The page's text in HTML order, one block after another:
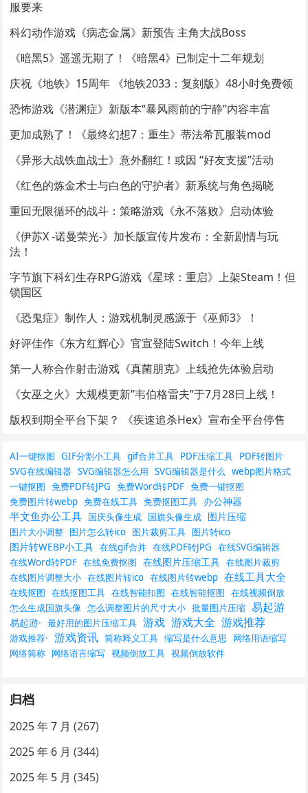
服要来
科幻动作游戏《病态金属》新预告 主角大战Boss
《暗黑5》遥遥无期了！《暗黑4》已制定十二年规划
庆祝《地铁》15周年 《地铁2033：复刻版》48小时免费领
恐怖游戏《潜渊症》新版本“暴风雨前的宁静”内容丰富
更加成熟了！《最终幻想7：重生》蒂法希瓦服装mod
《异形大战铁血战士》意外翻红！或因 “好友支援”活动
《红色的炼金术士与白色的守护者》新系统与角色揭晓
重回无限循环的战斗：策略游戏《永不落败》启动体验
《伊苏X -诺曼荣光-》加长版宣传片发布：全新剧情与玩
法！
字节旗下科幻生存RPG游戏《星球：重启》上架Steam！但
锁国区
《恐鬼症》制作人：游戏机制灵感源于《巫师3》！
好评佳作《东方红辉心》官宣登陆Switch！今年上线
第一人称合作射击游戏《真菌朋克》上线抢先体验启动
《女巫之火》大规模更新”韦伯格雷夫”于7月28日上线！
版权到期全平台下架？ 《疾速追杀Hex》宣布全平台停售
AI一键抠图 GIF分割小工具 gif合并工具 PDF压缩工具 PDF转图片
SVG在线编辑器 SVG编辑器怎么用 SVG编辑器是什么 webp图片格式
一键抠图 免费PDF转JPG 免费Word转PDF 免费一键抠图
免费图片转webp 免费在线工具 免费抠图工具 办公神器
半文鱼办公工具 国庆头像生成 国旗头像生成 图片压缩
图片大小调整 图片怎么转ico 图片裁剪工具 图片转ico
图片转WEBP小工具 在线gif合并 在线PDF转JPG 在线SVG编辑器
在线Word转PDF 在线免费抠图 在线图片压缩工具 在线图片裁剪
在线图片调整大小 在线图片转ico 在线图片转webp 在线工具大全
在线抠图 在线抠图工具 在线智能扣图 在线智能抠图 在线视频倒放
怎么生成国旗头像 怎么调整图片的尺寸大小 批量图片压缩 易起游
易起游· 最好用的图片压缩工具 游戏 游戏大全 游戏推荐
游戏推荐· 游戏资讯 简称释义工具 缩写是什么意思
网络用语缩写
网络简称 网络语言缩写 视频倒放工具 视频倒放软件
归档
2025 年 7 月 (267)
2025 年 6 月 (344)
2025 年 5 月 (345)